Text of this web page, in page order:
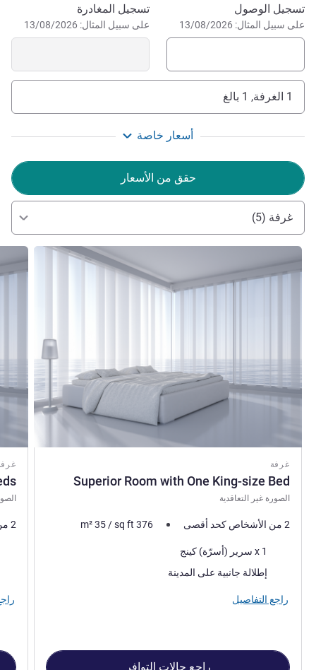
احجز في هذا الفندق
تسجيل الوصول
على سبيل المثال: 13/08/2026
تسجيل المغادرة
على سبيل المثال: 13/08/2026
1 الغرفة, 1 بالغ
أسعار خاصة
حقق من الأسعار
غرفة (5)
غرفة
Superior Room with One King-size Bed
الصورة غير التعاقدية
راجع التفاصيل
2 من الأشخاص كحد أقصى m²35/sq ft 376
فرش السرير
1 x سرير (أسرّة) كينج
المناظر:إطلالة جانبية على المدينة
راجع التفاصيل
راجع حالات التوافر
راجع
2 من الأشخاص كحد أقصى